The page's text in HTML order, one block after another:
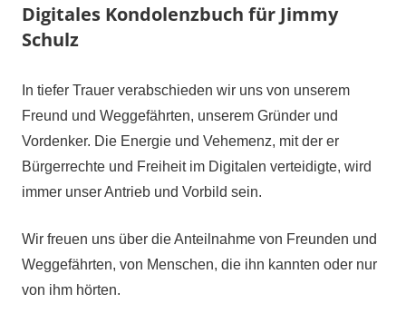
Digitales Kondolenzbuch für Jimmy
Schulz
In tiefer Trauer verabschieden wir uns von unserem
Freund und Weggefährten, unserem Gründer und
Vordenker. Die Energie und Vehemenz, mit der er
Bürgerrechte und Freiheit im Digitalen verteidigte, wird
immer unser Antrieb und Vorbild sein.
Wir freuen uns über die Anteilnahme von Freunden und
Weggefährten, von Menschen, die ihn kannten oder nur
von ihm hörten.